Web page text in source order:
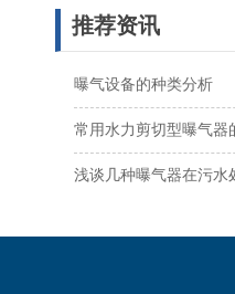
推荐资讯
曝气设备的种类分析
常用水力剪切型曝气器
浅谈几种曝气器在污水